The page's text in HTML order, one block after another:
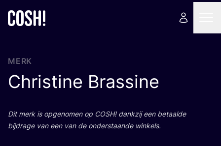
MERK
Christine Brassine
Dit merk is opge­no­men op COSH! dank­zij een betaal­de
bij­dra­ge van een van de onder­staan­de winkels.